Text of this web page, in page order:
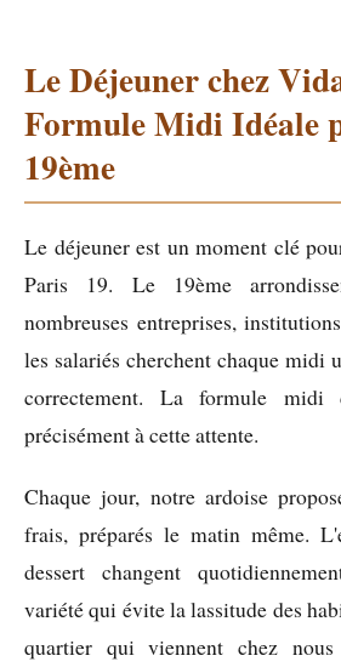
Le Déjeuner chez
Formule Midi Idéale
19ème
Le déjeuner est un moment clé
Paris 19. Le 19ème
nombreuses entreprises,
les salariés cherchent chaque midi
correctement. La formule midi
précisément à cette attente.
Chaque jour, notre ardoise
frais, préparés le matin même.
dessert changent
variété qui évite la lassitude des
quartier qui viennent chez